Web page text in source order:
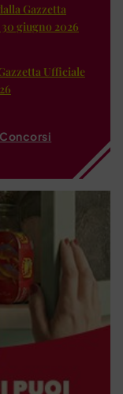
Gazzetta
giugno 2026
Ufficiale